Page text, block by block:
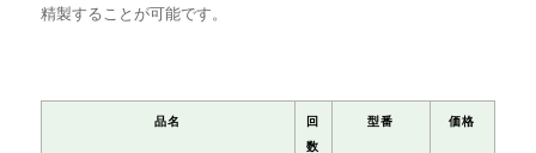
精製することが可能です。